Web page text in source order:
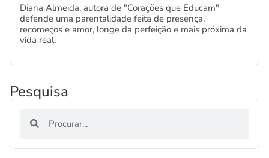
Diana Almeida, autora de "Corações que Educam"
defende uma parentalidade feita de presença,
recomeços e amor, longe da perfeição e mais próxima da
vida real.
Pesquisa